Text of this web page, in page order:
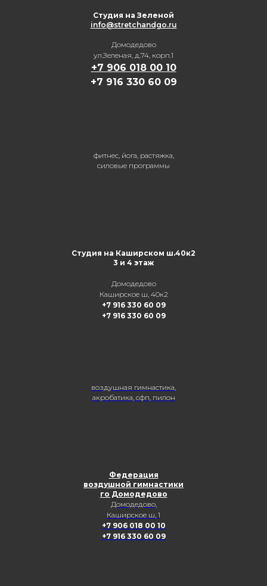
Студия на Зеленой
info@stretchandgo.ru
Домодедово
ул.Зеленая, д.74, корп.1
+7 906 018 00 10
+7 916 330 60 09
фитнес, йога, растяжка,
силовые программы
Студия на Каширском ш.40к2
3 и 4 этаж
Домодедово
Каширское ш, 40к2
+7 916 330 60 09
+7 916 330 60 09
воздушная гимнастика,
акробатика, сфп, пилон
Федерация
воздушной гимнастики
го Домодедово
Домодедово,
Каширское ш, 1
+7 906 018 00 10
+7 916 330 60 09